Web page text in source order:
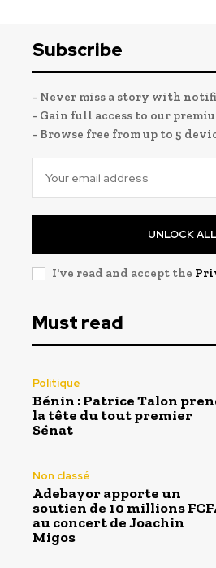
Subscribe
- Never miss a story with
- Gain full access to our
- Browse free from up to 5
UNLOCK ALL
I've read and accept the
Must read
Politique
Bénin : Patrice Talon
la tête du tout premier
Sénat
Non classé
Adebayor apporte un
soutien de 10 millions
au concert de Joachin
Migos